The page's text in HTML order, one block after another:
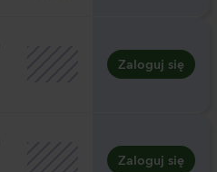
Zaloguj się
Zaloguj się